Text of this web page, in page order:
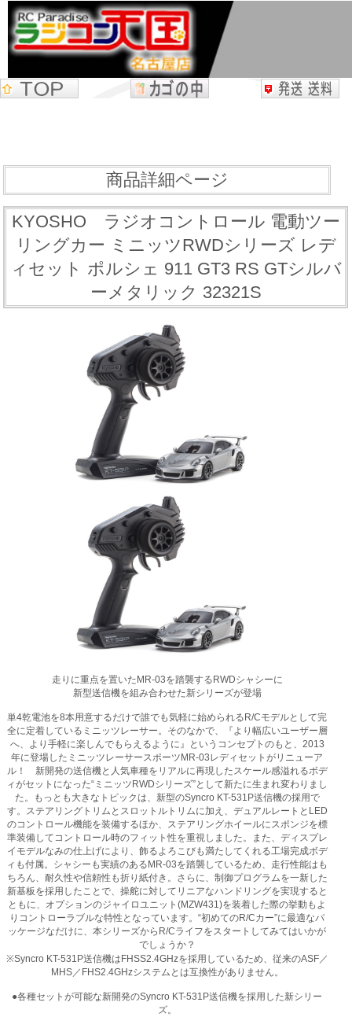
商品詳細ページ
KYOSHO ラジオコントロール 電動ツー
リングカー ミニッツRWDシリーズ レデ
ィセット ポルシェ 911 GT3 RS GTシルバ
ーメタリック 32321S
走りに重点を置いたMR-03を踏襲するRWDシャシーに
新型送信機を組み合わせた新シリーズが登場
単4乾電池を8本用意するだけで誰でも気軽に始められるR/Cモデルとして完
全に定着しているミニッツレーサー。そのなかで、『より幅広いユーザー層
へ、より手軽に楽しんでもらえるように』というコンセプトのもと、2013
年に登場したミニッツレーサースポーツMR-03レディセットがリニューア
ル！ 新開発の送信機と人気車種をリアルに再現したスケール感溢れるボデ
ィがセットになった“ミニッツRWDシリーズ”として新たに生まれ変わりまし
た。もっとも大きなトピックは、新型のSyncro KT-531P送信機の採用で
す。ステアリングトリムとスロットルトリムに加え、デュアルレートとLED
のコントロール機能を装備するほか、ステアリングホイールにスポンジを標
準装備してコントロール時のフィット性を重視しました。また、ディスプレ
イモデルなみの仕上げにより、飾るよろこびも満たしてくれる工場完成ボデ
ィも付属。シャシーも実績のあるMR-03を踏襲しているため、走行性能はも
ちろん、耐久性や信頼性も折り紙付き。さらに、制御プログラムを一新した
新基板を採用したことで、操舵に対してリニアなハンドリングを実現すると
ともに、オプションのジャイロユニット(MZW431)を装着した際の挙動もよ
りコントローラブルな特性となっています。“初めてのR/Cカー”に最適なパ
ッケージなだけに、本シリーズからR/Cライフをスタートしてみてはいかが
でしょうか？
※Syncro KT-531P送信機はFHSS2.4GHzを採用しているため、従来のASF／
MHS／FHS2.4GHzシステムとは互換性がありません。
●各種セットが可能な新開発のSyncro KT-531P送信機を採用した新シリー
ズ。